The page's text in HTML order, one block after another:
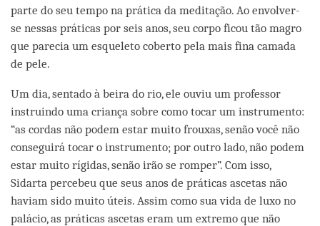
parte do seu tempo na prática da meditação. Ao envolver-
se nessas práticas por seis anos, seu corpo ficou tão magro
que parecia um esqueleto coberto pela mais fina camada
de pele.
Um dia, sentado à beira do rio, ele ouviu um professor
instruindo uma criança sobre como tocar um instrumento:
“as cordas não podem estar muito frouxas, senão você não
conseguirá tocar o instrumento; por outro lado, não podem
estar muito rígidas, senão irão se romper”. Com isso,
Sidarta percebeu que seus anos de práticas ascetas não
haviam sido muito úteis. Assim como sua vida de luxo no
palácio, as práticas ascetas eram um extremo que não